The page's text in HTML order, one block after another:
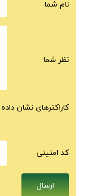
نام شما
نظر شما
کاراکترهای نشان
كد امنيتى